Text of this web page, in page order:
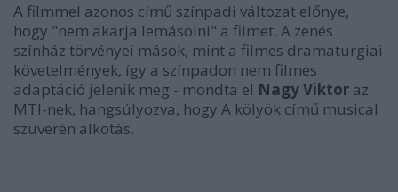
A filmmel azonos című színpadi változat előnye,
hogy "nem akarja lemásolni" a filmet. A zenés
színház törvényei mások, mint a filmes dramaturgiai
követelmények, így a színpadon nem filmes
adaptáció jelenik meg - mondta el Nagy Viktor az
MTI-nek, hangsúlyozva, hogy A kölyök című musical
szuverén alkotás.